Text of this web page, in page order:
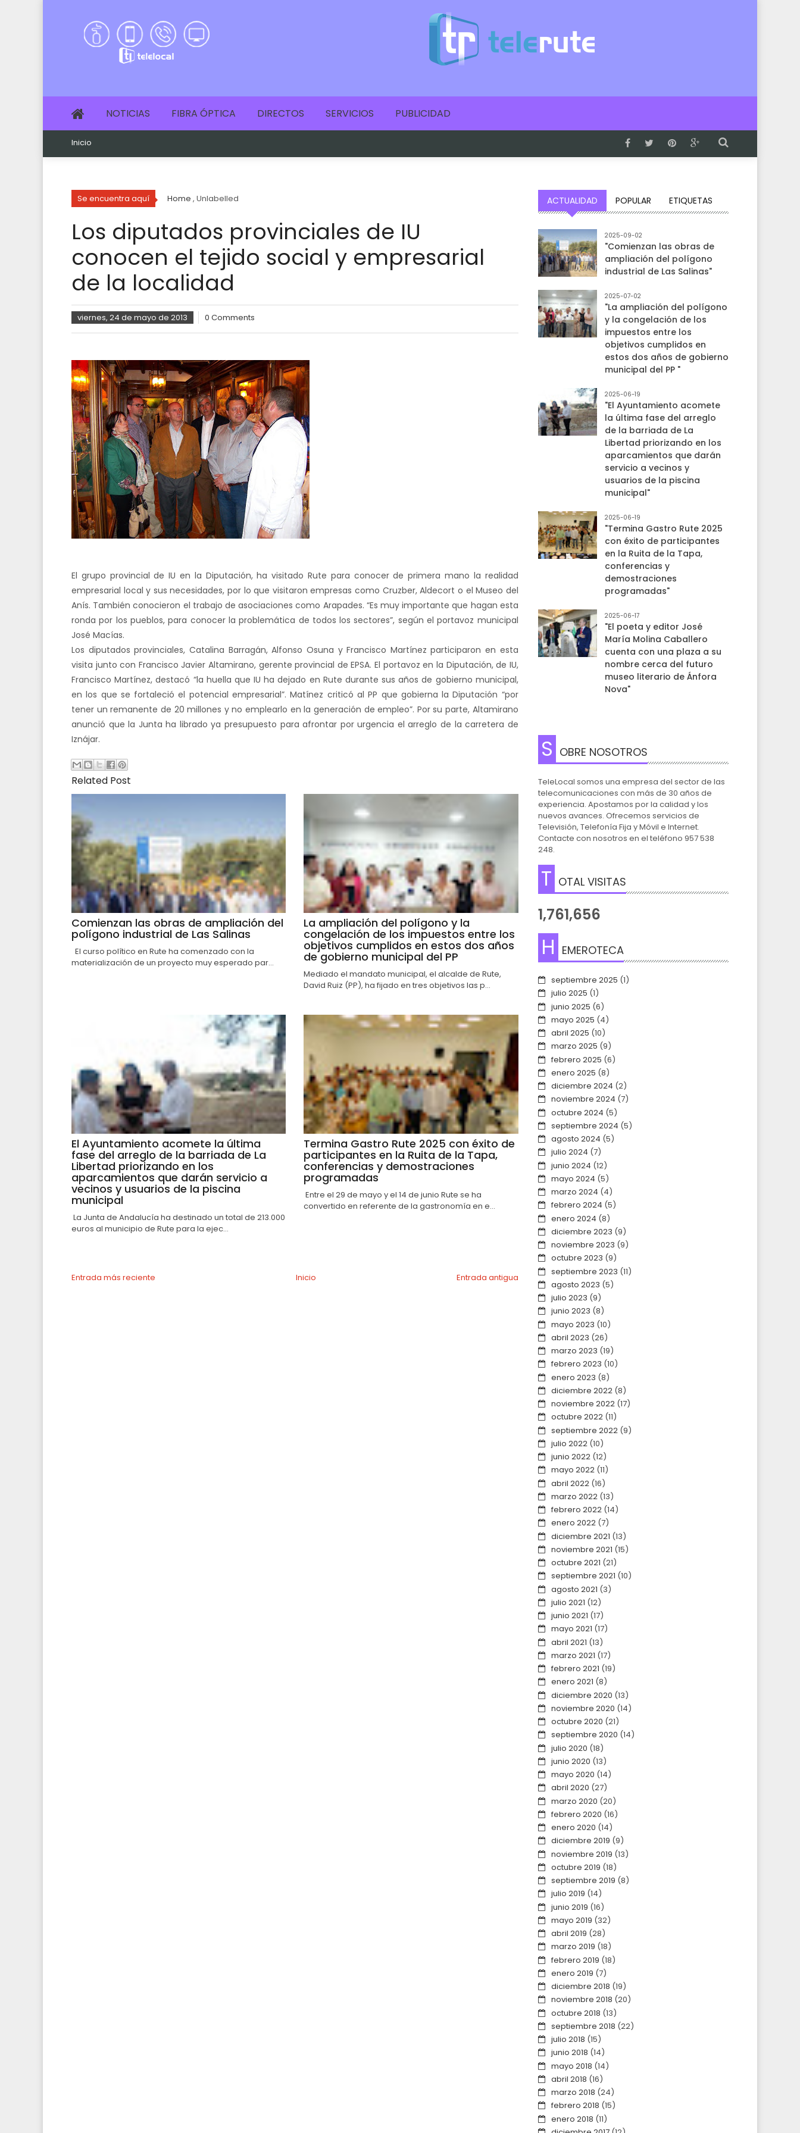
NOTICIAS FIBRA ÓPTICA DIRECTOS SERVICIOS PUBLICIDAD
Inicio
Se encuentra aquí Home , Unlabelled
Los diputados provinciales de IU
conocen el tejido social y empresarial
de la localidad
viernes, 24 de mayo de 2013 0 Comments
El grupo provincial de IU en la Diputación, ha visitado Rute para conocer de primera mano la realidad
empresarial local y sus necesidades, por lo que visitaron empresas como Cruzber, Aldecort o el Museo del
Anís. También conocieron el trabajo de asociaciones como Arapades. “Es muy importante que hagan esta
ronda por los pueblos, para conocer la problemática de todos los sectores”, según el portavoz municipal
José Macías.
Los diputados provinciales, Catalina Barragán, Alfonso Osuna y Francisco Martínez participaron en esta
visita junto con Francisco Javier Altamirano, gerente provincial de EPSA. El portavoz en la Diputación, de IU,
Francisco Martínez, destacó “la huella que IU ha dejado en Rute durante sus años de gobierno municipal,
en los que se fortaleció el potencial empresarial”. Matínez criticó al PP que gobiernala Diputación “por
tener un remanente de 20 millones y no emplearlo en la generación de empleo”. Por su parte, Altamirano
anunció quela Junta ha librado ya presupuesto para afrontar por urgencia el arreglo de la carretera de
Iznájar.
Related Post
Comienzan las obras de ampliación del
polígono industrial de Las Salinas
El curso político en Rute ha comenzado con la
materialización de un proyecto muy esperado par...
La ampliación del polígono y la
congelación de los impuestos entre los
objetivos cumplidos en estos dos años
de gobierno municipal del PP
Mediado el mandato municipal, el alcalde de Rute,
David Ruiz (PP), ha fijado en tres objetivos las p...
El Ayuntamiento acomete la última
fase del arreglo de la barriada de La
Libertad priorizando en los
aparcamientos que darán servicio a
vecinos y usuarios de la piscina
municipal
La Junta de Andalucía ha destinado un total de 213.000
euros al municipio de Rute para la ejec...
Termina Gastro Rute 2025 con éxito de
participantes en la Ruita de la Tapa,
conferencias y demostraciones
programadas
Entre el 29 de mayo y el 14 de junio Rute se ha
convertido en referente de la gastronomía en e...
Entrada más reciente Entrada antigua
Inicio
ACTUALIDAD POPULAR ETIQUETAS
2025-09-02
"Comienzan las obras de
ampliación del polígono
industrial de Las Salinas"
2025-07-02
"La ampliación del polígono
y la congelación de los
impuestos entre los
objetivos cumplidos en
estos dos años de gobierno
municipal del PP "
2025-06-19
"El Ayuntamiento acomete
la última fase del arreglo
de la barriada de La
Libertad priorizando en los
aparcamientos que darán
servicio a vecinos y
usuarios de la piscina
municipal"
2025-06-19
"Termina Gastro Rute 2025
con éxito de participantes
en la Ruita de la Tapa,
conferencias y
demostraciones
programadas"
2025-06-17
"El poeta y editor José
María Molina Caballero
cuenta con una plaza a su
nombre cerca del futuro
museo literario de Ánfora
Nova"
S OBRE NOSOTROS
TeleLocal somos una empresa del sector de las
telecomunicaciones con más de 30 años de
experiencia. Apostamos por la calidad y los
nuevos avances. Ofrecemos servicios de
Televisión, Telefonía Fija y Móvil e Internet.
Contacte con nosotros en el teléfono 957 538
248.
T OTAL VISITAS
1,761,656
H EMEROTECA
septiembre 2025 (1)
julio 2025 (1)
junio 2025 (6)
mayo 2025 (4)
abril 2025 (10)
marzo 2025 (9)
febrero 2025 (6)
enero 2025 (8)
diciembre 2024 (2)
noviembre 2024 (7)
octubre 2024 (5)
septiembre 2024 (5)
agosto 2024 (5)
julio 2024 (7)
junio 2024 (12)
mayo 2024 (5)
marzo 2024 (4)
febrero 2024 (5)
enero 2024 (8)
diciembre 2023 (9)
noviembre 2023 (9)
octubre 2023 (9)
septiembre 2023 (11)
agosto 2023 (5)
julio 2023 (9)
junio 2023 (8)
mayo 2023 (10)
abril 2023 (26)
marzo 2023 (19)
febrero 2023 (10)
enero 2023 (8)
diciembre 2022(8)
noviembre 2022(17)
octubre 2022(11)
septiembre 2022(9)
julio 2022(10)
junio 2022(12)
mayo 2022(11)
abril 2022(16)
marzo 2022(13)
febrero 2022(14)
enero 2022(7)
diciembre 2021 (13)
noviembre 2021 (15)
octubre 2021 (21)
septiembre 2021 (10)
agosto 2021 (3)
julio 2021 (12)
junio 2021 (17)
mayo 2021 (17)
abril 2021 (13)
marzo 2021 (17)
febrero 2021 (19)
enero 2021 (8)
diciembre 2020 (13)
noviembre 2020 (14)
octubre 2020 (21)
septiembre 2020 (14)
julio 2020 (18)
junio 2020 (13)
mayo 2020 (14)
abril 2020 (27)
marzo 2020 (20)
febrero 2020 (16)
enero 2020 (14)
diciembre 2019 (9)
noviembre 2019 (13)
octubre 2019 (18)
septiembre 2019 (8)
julio 2019 (14)
junio 2019 (16)
mayo 2019 (32)
abril 2019 (28)
marzo 2019 (18)
febrero 2019 (18)
enero 2019 (7)
diciembre 2018 (19)
noviembre 2018 (20)
octubre 2018 (13)
septiembre 2018 (22)
julio 2018 (15)
junio 2018 (14)
mayo 2018 (14)
abril 2018 (16)
marzo 2018 (24)
febrero 2018 (15)
enero 2018 (11)